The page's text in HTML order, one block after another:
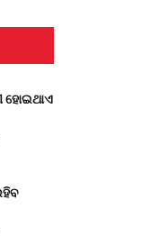
ହୋଇଥାଏ